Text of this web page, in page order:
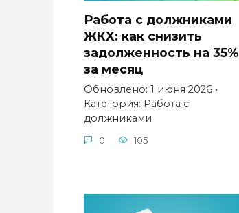
Работа с должниками
ЖКХ: как снизить
задолженность на 35%
за месяц
Обновлено: 1 июня 2026 •
Категория: Работа с
должниками
0 105